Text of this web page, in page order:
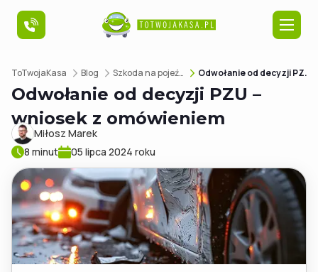
Szkoda na pojeździe
Szkoda na nieruchomości
Poradniki
O nas
ToTwojaKasa Blog Szkoda na pojeździe Odwołanie od decyzji PZU – wniosek z omówieniem
Odwołanie od decyzji PZU –
wniosek z omówieniem
Miłosz Marek
8 minut
05 lipca 2024 roku